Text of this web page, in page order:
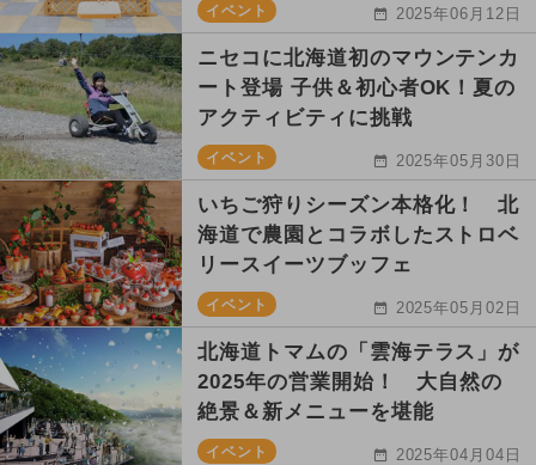
イベント 2025年06月12日
ニセコに北海道初のマウンテンカ
ート登場 子供＆初心者OK！夏の
アクティビティに挑戦
イベント 2025年05月30日
いちご狩りシーズン本格化！ 北
海道で農園とコラボしたストロベ
リースイーツブッフェ
イベント 2025年05月02日
北海道トマムの「雲海テラス」が
2025年の営業開始！ 大自然の
絶景＆新メニューを堪能
イベント 2025年04月04日